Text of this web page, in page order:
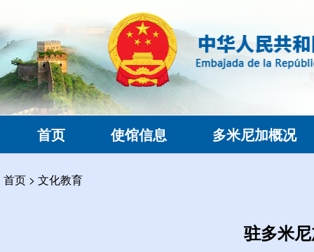
首页 使馆信息 多米尼加概况
首页 > 文化教育
驻多米